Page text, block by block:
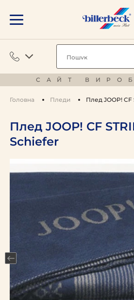
САЙТ
Головна Пледи Плед JOOP! CF
Плед JOOP! CF
Schiefer